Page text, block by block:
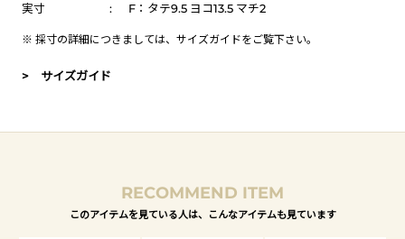
実寸
: F：タテ9.5 ヨコ13.5 マチ2
※ 採寸の詳細につきましては、 サイズガイドをご覧下さい。
> サイズガイド
RECOMMEND ITEM
このアイテムを見ている人は、こんなアイテムも見ています